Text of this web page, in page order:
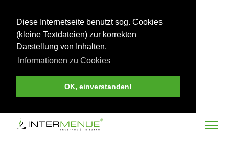
Diese Internetseite benutzt sog. Cookies
(kleine Textdateien) zur korrekten
Darstellung von Inhalten.
Informationen zu Cookies
OK, einverstanden!